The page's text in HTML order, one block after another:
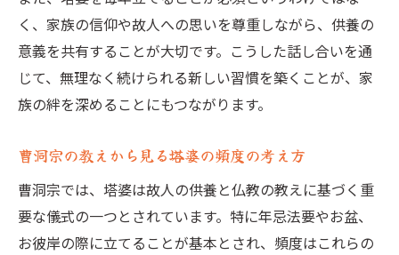
く、家族の信仰や故人への思いを尊重しながら、供養の
意義を共有することが大切です。こうした話し合いを通
じて、無理なく続けられる新しい習慣を築くことが、家
族の絆を深めることにもつながります。
曹洞宗の教えから見る塔婆の頻度の考え方
曹洞宗では、塔婆は故人の供養と仏教の教えに基づく重
要な儀式の一つとされています。特に年忌法要やお盆、
お彼岸の際に立てることが基本とされ、頻度はこれらの